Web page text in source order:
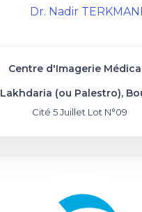
Dr. Nadir TERKMANI
Centre d'Imagerie
Lakhdaria (ou Palestro),
Cité 5 Juillet Lot N°09